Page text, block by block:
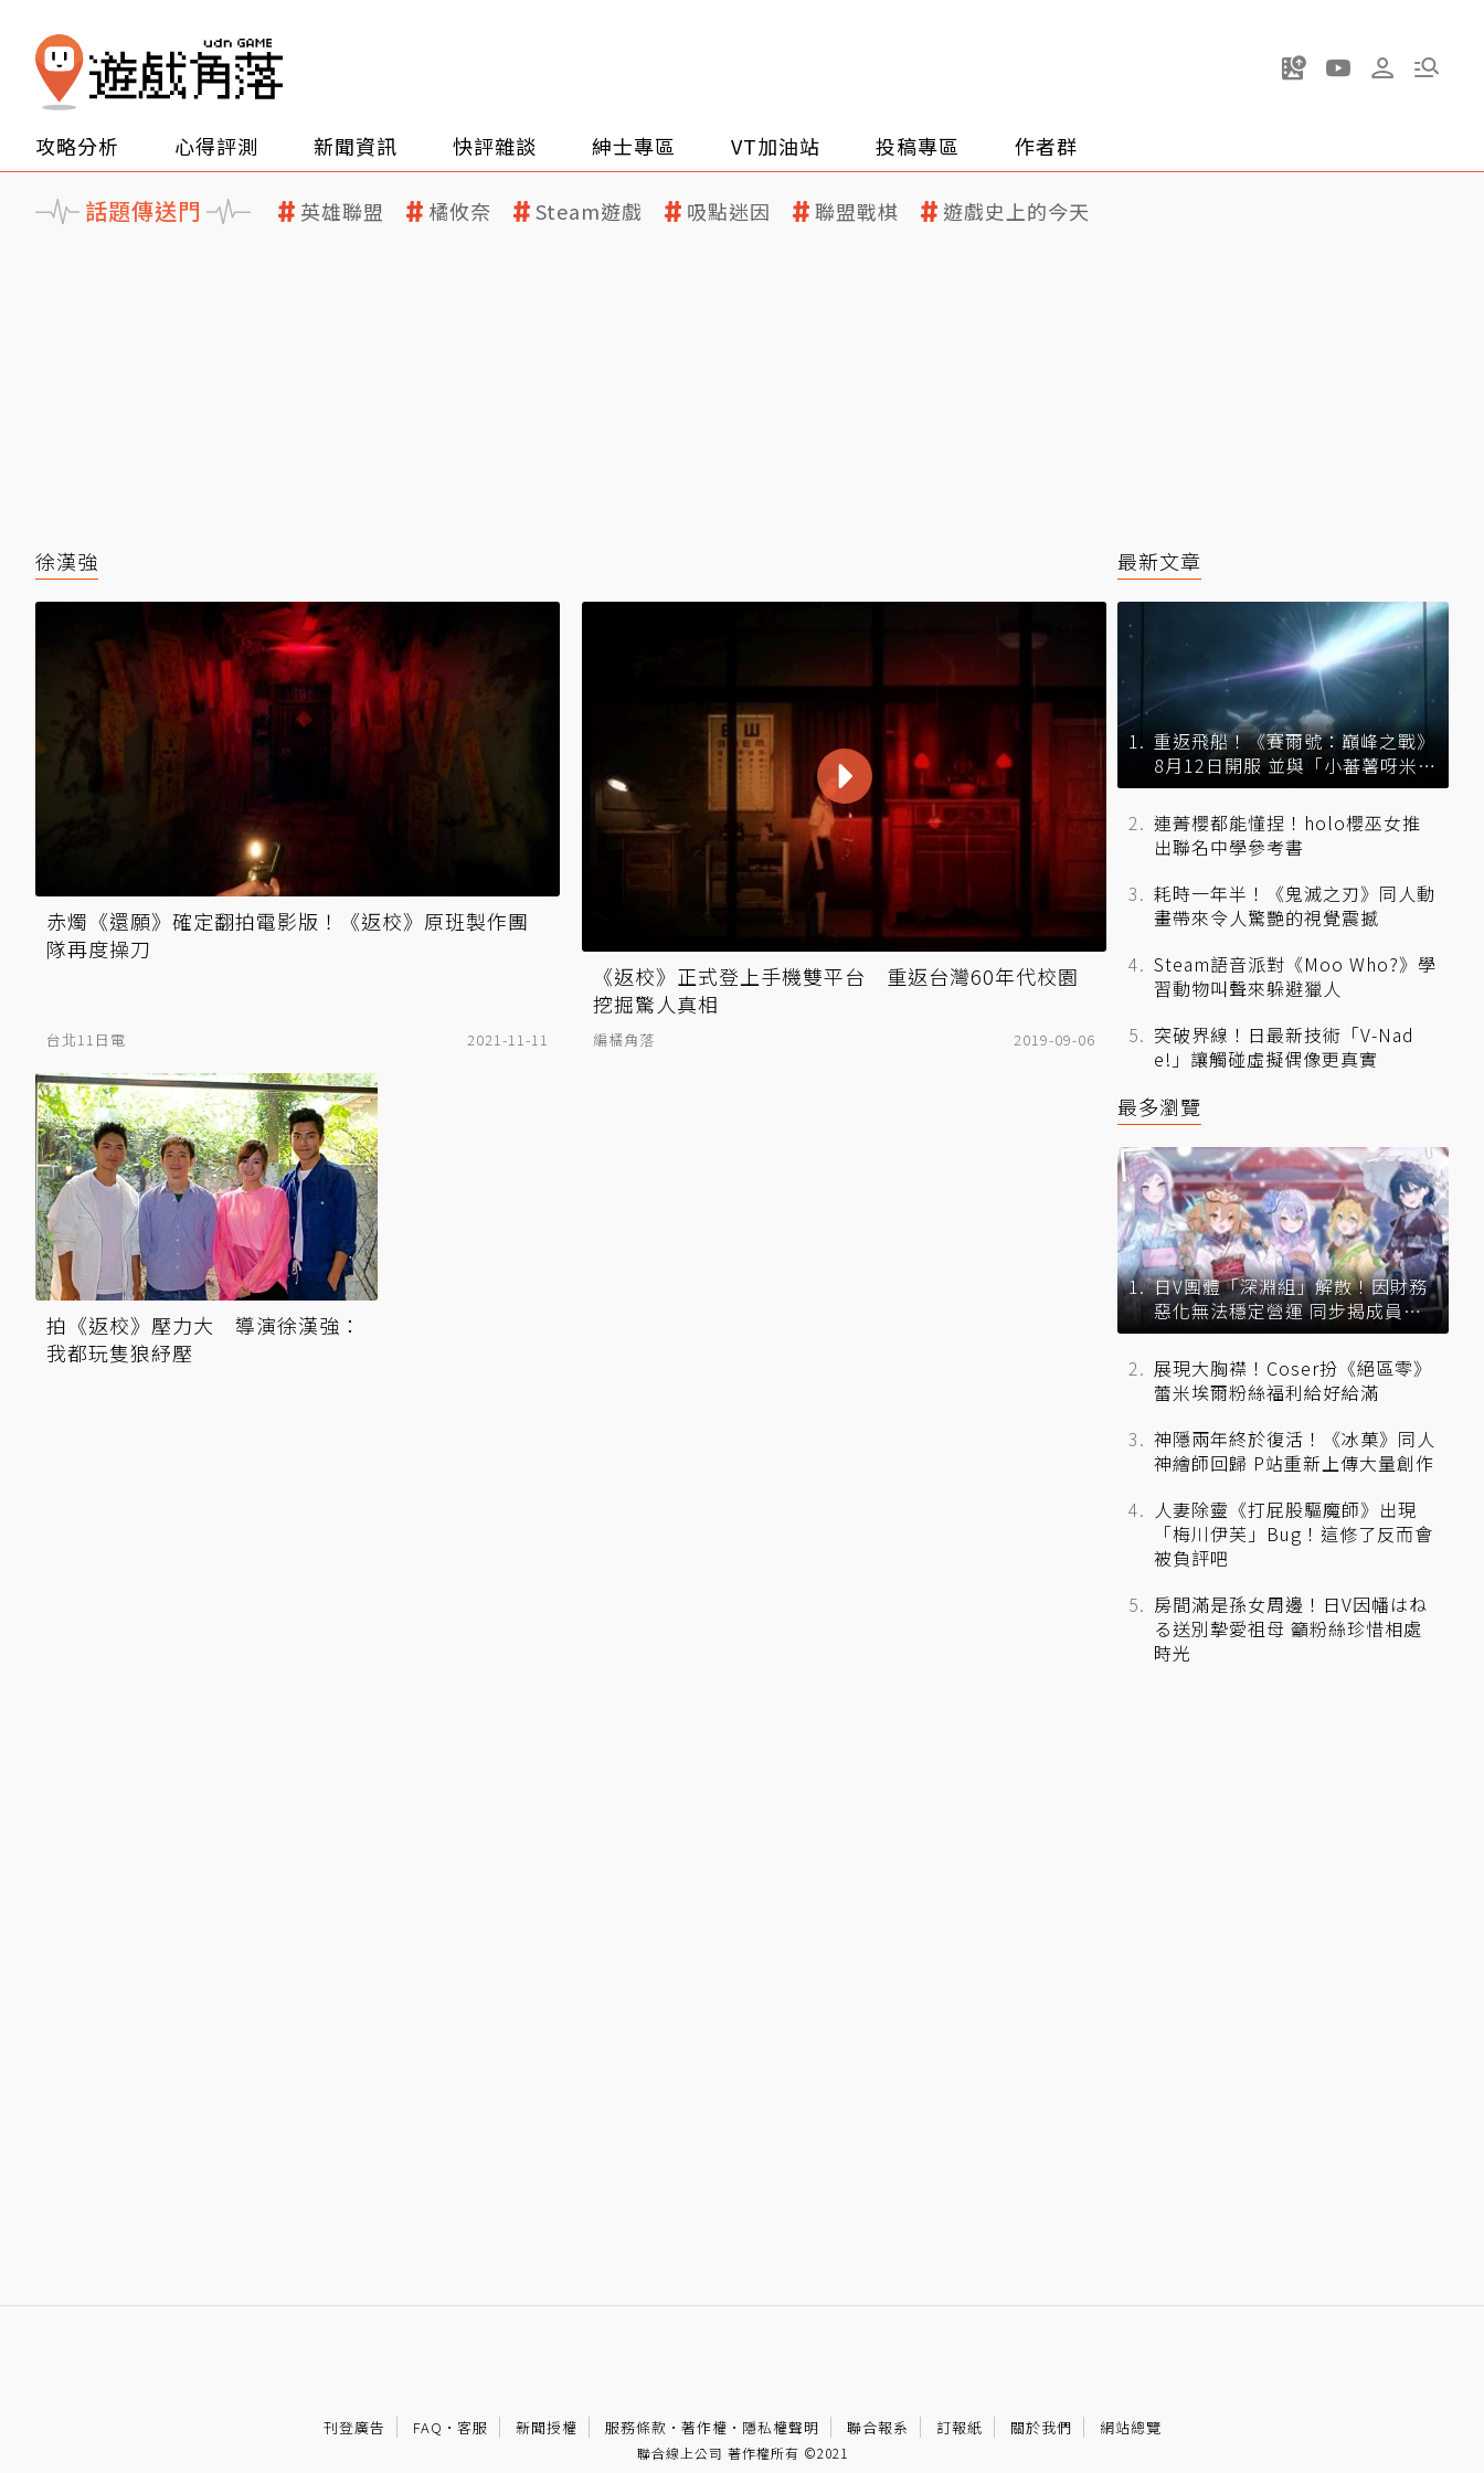
攻略分析 心得評測 新聞資訊 快評雜談 紳士專區 VT加油站 投稿專區 作者群
話題傳送門 英雄聯盟 橘攸奈 Steam遊戲 吸點迷因 聯盟戰棋 遊戲史上的今天
徐漢強
赤燭《還願》確定翻拍電影版！《返校》原班製作團
隊再度操刀
台北11日電 2021-11-11
《返校》正式登上手機雙平台 重返台灣60年代校園
挖掘驚人真相
編橘角落 2019-09-06
拍《返校》壓力大 導演徐漢強：
我都玩隻狼紓壓
最新文章
重返飛船！《賽爾號：巔峰之戰》
8月12日開服 並與「小蕃薯呀米」
展開聯動
連菁櫻都能懂捏！holo櫻巫女推
出聯名中學參考書
耗時一年半！《鬼滅之刃》同人動
畫帶來令人驚艷的視覺震撼
Steam語音派對《Moo Who?》學
習動物叫聲來躲避獵人
突破界線！日最新技術「V-Nad
e!」讓觸碰虛擬偶像更真實
最多瀏覽
日V團體「深淵組」解散！因財務
惡化無法穩定營運 同步揭成員未
來去向
展現大胸襟！Coser扮《絕區零》
蕾米埃爾粉絲福利給好給滿
神隱兩年終於復活！《冰菓》同人
神繪師回歸 P站重新上傳大量創作
人妻除靈《打屁股驅魔師》出現
「梅川伊芙」Bug！這修了反而會
被負評吧
房間滿是孫女周邊！日V因幡はね
る送別摯愛祖母 籲粉絲珍惜相處
時光
刊登廣告 FAQ · 客服 新聞授權 服務條款 · 著作權 · 隱私權聲明 聯合報系 訂報紙 關於我們 網站總覽
聯合線上公司 著作權所有 ©2021